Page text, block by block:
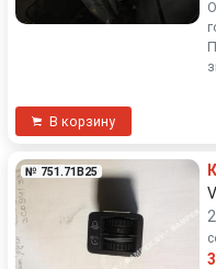
В корзину
№ 751.71B25